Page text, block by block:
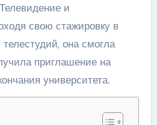
и
свою стажировку в
она смогла
приглашение на
университета.